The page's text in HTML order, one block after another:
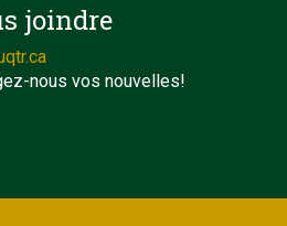
joindre
nous vos nouvelles!